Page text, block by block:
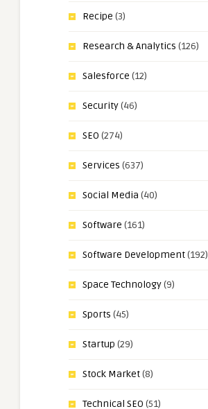
Recipe (3)
Research & Analytics (126)
Salesforce (12)
Security(46)
SEO (274)
Services (637)
Social Media (40)
Software (161)
Software Development(192)
Space Technology(9)
Sports (45)
Startup (29)
Stock Market(8)
Technical SEO (51)